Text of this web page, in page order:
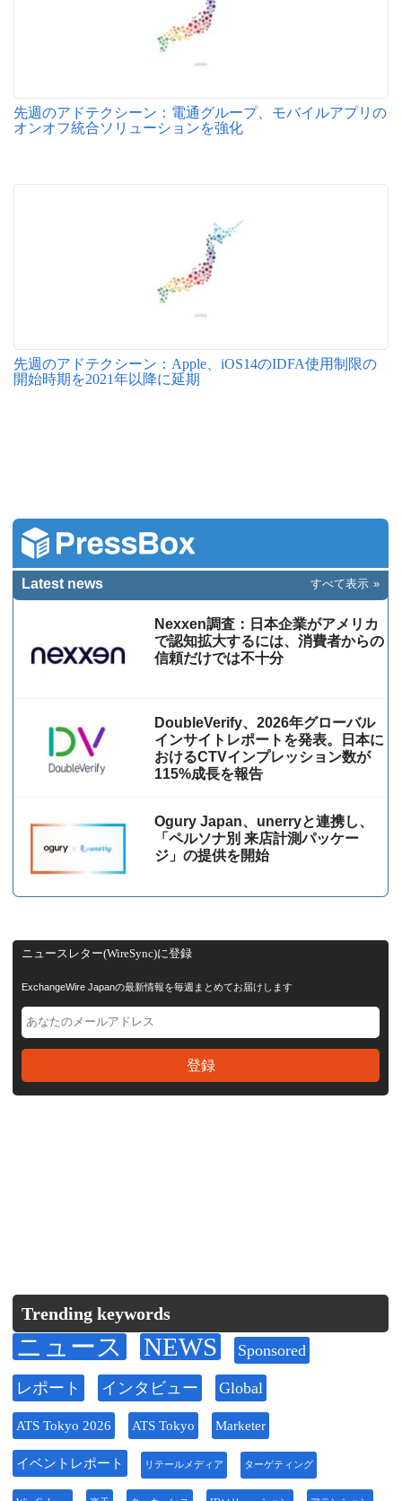
先週のアドテクシーン：電通グループ、モバイルアプリの
オンオフ統合ソリューションを強化
先週のアドテクシーン：Apple、iOS14のIDFA使用制限の
開始時期を2021年以降に延期
Latest news すべて表示
Nexxen調査：日本企業がアメリカ
で認知拡大するには、消費者からの
信頼だけでは不十分
DoubleVerify、2026年グローバル
インサイトレポートを発表。日本に
おけるCTVインプレッション数が
115%成⻑を報告
Ogury Japan、unerryと連携し、
「ペルソナ別 来店計測パッケー
ジ」の提供を開始
ニュースレター(WireSync)に登録
ExchangeWire Japanの最新情報を毎週まとめてお届けします
Trending keywords
ニュース NEWS Sponsored
レポート インタビュー Global
ATS Tokyo 2026 ATS Tokyo Marketer
イベントレポート リテールメディア ターゲティング